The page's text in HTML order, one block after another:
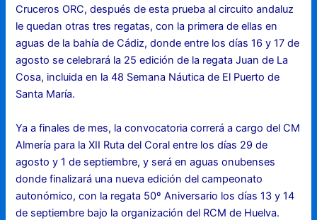
Cruceros ORC, después de esta prueba al circuito andaluz
le quedan otras tres regatas, con la primera de ellas en
aguas de la bahía de Cádiz, donde entre los días 16 y 17 de
agosto se celebrará la 25 edición de la regata Juan de La
Cosa, incluida en la 48 Semana Náutica de El Puerto de
Santa María.
Ya a finales de mes, la convocatoria correrá a cargo del CM
Almería para la XII Ruta del Coral entre los días 29 de
agosto y 1 de septiembre, y será en aguas onubenses
donde finalizará una nueva edición del campeonato
autonómico, con la regata 50º Aniversario los días 13 y 14
de septiembre bajo la organización del RCM de Huelva.